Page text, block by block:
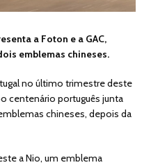
a Foton e a GAC,
emblemas chineses.
no último trimestre deste
centenário português junta
chineses, depois da
a Nio, um emblema